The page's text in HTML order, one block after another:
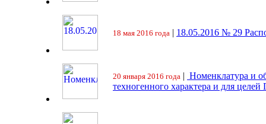
18 мая 2016 года | 18.05.2016 № 29
20 января 2016 года | Номенклатура и
техногенного характера и для целей